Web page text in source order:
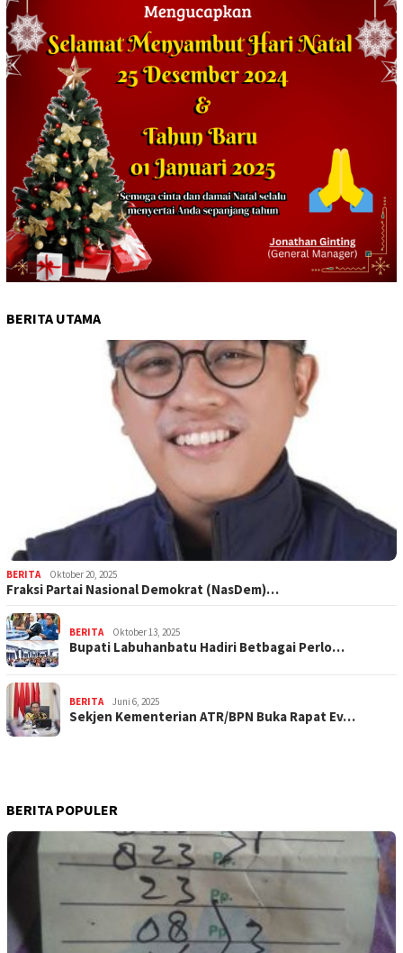
BERITA UTAMA
BERITA Oktober 20, 2025
Fraksi Partai Nasional Demokrat (NasDem)…
BERITA Oktober 13, 2025
Bupati Labuhanbatu Hadiri Betbagai Perlo…
BERITA Juni 6, 2025
Sekjen Kementerian ATR/BPN Buka Rapat Ev…
BERITA POPULER